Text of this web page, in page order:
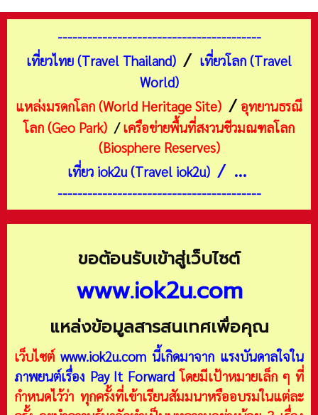
-----------------------------------------
เที่ยวไทย (Travel Thailand) / เที่ยวโลก (Travel
World)
แหล่งมรดกโลก (World Heritage Site) /อุทยานธรณี
โลก (Geo Park) /เครือข่ายพื้นที่สงวนชีวมณฑลโลก
(Biosphere Reserves)
เที่ยว iok2u (Travel iok2u) / ...
-----------------------------------------
ขอต้อนรับเข้าสู่เว็บไซต์
www.iok2u.com
แหล่งข้อมูลสารสนเทศเพื่อคุณ
เว็บไซต์ www.iok2u.com นี้เกิดมาจาก แรงบันดาลใจใน
ภาพยนต์เรื่อง Pay It Forward โดยมีเป้าหมายเล็ก ๆ ที่
กำหนดไว้ว่า ทุกครั้งที่เข้าเรียนสัมมนาหรืออบรมในแต่ละ